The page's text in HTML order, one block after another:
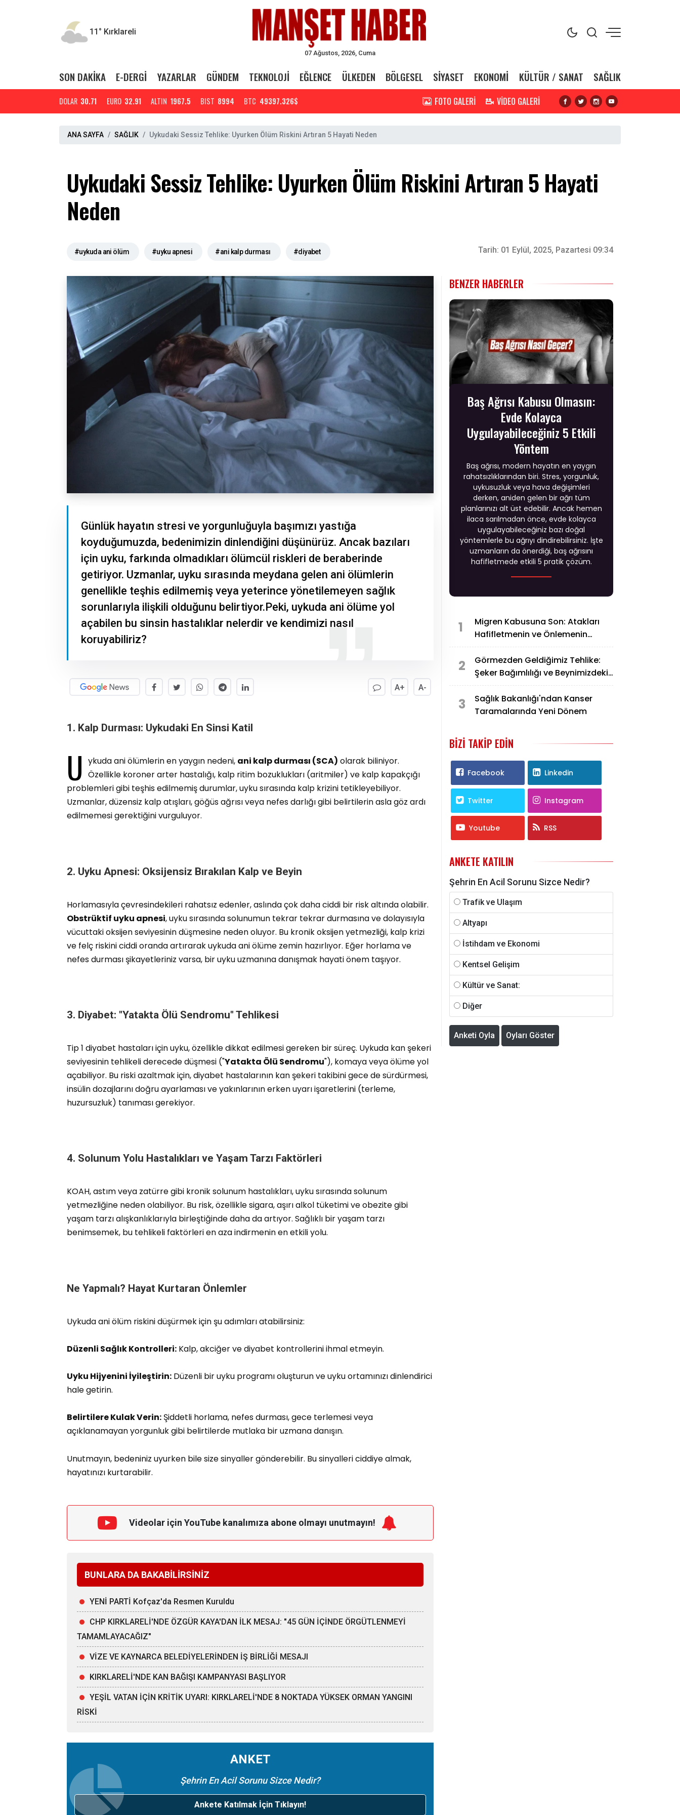
11° Kırklareli
07 Ağustos, 2026, Cuma
SON DAKİKA E-DERGİ YAZARLAR GÜNDEM TEKNOLOJİ EĞLENCE ÜLKEDEN BÖLGESEL SİYASET EKONOMİ KÜLTÜR / SANAT SAĞLIK
DOLAR 30.71 EURO 32.91 ALTIN 1967.5 BIST 8994 BTC 49397.326$ FOTO GALERİ VİDEO GALERİ
ANA SAYFA SAĞLIK Uykudaki Sessiz Tehlike: Uyurken Ölüm Riskini Artıran 5 Hayati Neden
Uykudaki Sessiz Tehlike: Uyurken Ölüm Riskini Artıran 5 Hayati
Neden
#uykuda ani ölüm #uyku apnesi #ani kalp durması #diyabet
#sağlık #uyku sağlığı #kalp hastalığı #uykuda ölüm
#sağlıklı yaşam
Tarih: 01 Eylül, 2025, Pazartesi 09:34
Günlük hayatın stresi ve yorgunluğuyla başımızı yastığa
koyduğumuzda, bedenimizin dinlendiğini düşünürüz. Ancak bazıları
için uyku, farkında olmadıkları ölümcül riskleri de beraberinde
getiriyor. Uzmanlar, uyku sırasında meydana gelen ani ölümlerin
genellikle teşhis edilmemiş veya yeterince yönetilemeyen sağlık
sorunlarıyla ilişkili olduğunu belirtiyor.Peki, uykuda ani ölüme yol
açabilen bu sinsin hastalıklar nelerdir ve kendimizi nasıl
koruyabiliriz?
A+ A-
1. Kalp Durması: Uykudaki En Sinsi Katil
U ykuda ani ölümlerin en yaygın nedeni, ani kalp durması (SCA) olarak biliniyor.
Özellikle koroner arter hastalığı, kalp ritim bozuklukları (aritmiler) ve kalp kapakçığı
problemleri gibi teşhis edilmemiş durumlar, uyku sırasında kalp krizini tetikleyebiliyor.
Uzmanlar, düzensiz kalp atışları, göğüs ağrısı veya nefes darlığı gibi belirtilerin asla göz ardı
edilmemesi gerektiğini vurguluyor.
2. Uyku Apnesi: Oksijensiz Bırakılan Kalp ve Beyin
Horlamasıyla çevresindekileri rahatsız edenler, aslında çok daha ciddi bir risk altında olabilir.
Obstrüktif uyku apnesi, uyku sırasında solunumun tekrar tekrar durmasına ve dolayısıyla
vücuttaki oksijen seviyesinin düşmesine neden oluyor. Bu kronik oksijen yetmezliği, kalp krizi
ve felç riskini ciddi oranda artırarak uykuda ani ölüme zemin hazırlıyor. Eğer horlama ve
nefes durması şikayetleriniz varsa, bir uyku uzmanına danışmak hayati önem taşıyor.
3. Diyabet: "Yatakta Ölü Sendromu" Tehlikesi
Tip 1 diyabet hastaları için uyku, özellikle dikkat edilmesi gereken bir süreç. Uykuda kan şekeri
seviyesinin tehlikeli derecede düşmesi ("Yatakta Ölü Sendromu"), komaya veya ölüme yol
açabiliyor. Bu riski azaltmak için, diyabet hastalarının kan şekeri takibini gece de sürdürmesi,
insülin dozajlarını doğru ayarlaması ve yakınlarının erken uyarı işaretlerini (terleme,
huzursuzluk) tanıması gerekiyor.
4. Solunum Yolu Hastalıkları ve Yaşam Tarzı Faktörleri
KOAH, astım veya zatürre gibi kronik solunum hastalıkları, uyku sırasında solunum
yetmezliğine neden olabiliyor. Bu risk, özellikle sigara, aşırı alkol tüketimi ve obezite gibi
yaşam tarzı alışkanlıklarıyla birleştiğinde daha da artıyor. Sağlıklı bir yaşam tarzı
benimsemek, bu tehlikeli faktörleri en aza indirmenin en etkili yolu.
Ne Yapmalı? Hayat Kurtaran Önlemler
Uykuda ani ölüm riskini düşürmek için şu adımları atabilirsiniz:
Düzenli Sağlık Kontrolleri: Kalp, akciğer ve diyabet kontrollerini ihmal etmeyin.
Uyku Hijyenini İyileştirin: Düzenli bir uyku programı oluşturun ve uyku ortamınızı dinlendirici
hale getirin.
Belirtilere Kulak Verin: Şiddetli horlama, nefes durması, gece terlemesi veya
açıklanamayan yorgunluk gibi belirtilerde mutlaka bir uzmana danışın.
Unutmayın, bedeniniz uyurken bile size sinyaller gönderebilir. Bu sinyalleri ciddiye almak,
hayatınızı kurtarabilir.
Videolar için YouTube kanalımıza abone olmayı unutmayın!
BUNLARA DA BAKABİLİRSİNİZ
YENİ PARTİ Kofçaz'da Resmen Kuruldu
CHP KIRKLARELİ'NDE ÖZGÜR KAYA'DAN İLK MESAJ: "45 GÜN İÇİNDE ÖRGÜTLENMEYİ
TAMAMLAYACAĞIZ"
VİZE VE KAYNARCA BELEDİYELERİNDEN İŞ BİRLİĞİ MESAJI
KIRKLARELİ'NDE KAN BAĞIŞI KAMPANYASI BAŞLIYOR
YEŞİL VATAN İÇİN KRİTİK UYARI: KIRKLARELİ'NDE 8 NOKTADA YÜKSEK ORMAN YANGINI
RİSKİ
ANKET
Şehrin En Acil Sorunu Sizce Nedir?
Ankete Katılmak İçin Tıklayın!
BENZER HABERLER
Baş Ağrısı Kabusu Olmasın:
Evde Kolayca
Uygulayabileceğiniz 5 Etkili
Yöntem
Baş ağrısı, modern hayatın en yaygın
rahatsızlıklarından biri. Stres, yorgunluk,
uykusuzluk veya hava değişimleri
derken, aniden gelen bir ağrı tüm
planlarınızı alt üst edebilir. Ancak hemen
ilaca sarılmadan önce, evde kolayca
uygulayabileceğiniz bazı doğal
yöntemlerle bu ağrıyı dindirebilirsiniz. İşte
uzmanların da önerdiği, baş ağrısını
hafifletmede etkili 5 pratik çözüm.
1
Migren Kabusuna Son: Atakları
Hafifletmenin ve Önlemenin
2
Görmezden Geldiğimiz Tehlike:
Şeker Bağımlılığı ve Beynimizdeki
3
Sağlık Bakanlığı'ndan Kanser
Taramalarında Yeni Dönem
BIZI TAKIP EDIN
Facebook Linkedin
Twitter Instagram
Youtube RSS
ANKETE KATILIN
Şehrin En Acil Sorunu Sizce Nedir?
Trafik ve Ulaşım
Altyapı
İstihdam ve Ekonomi
Kentsel Gelişim
Kültür ve Sanat:
Diğer
Anketi Oyla Oyları Göster